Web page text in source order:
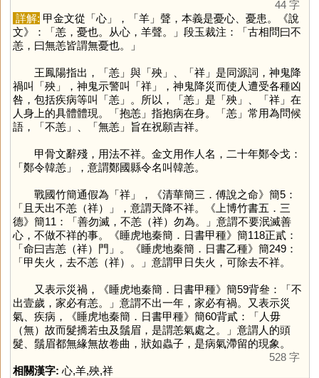
44 字
詳解: 甲金文從「心」，「羊」聲，本義是憂心、憂患。《說
文》：「恙，憂也。从心，羊聲。」段玉裁注：「古相問曰不
恙，曰無恙皆謂無憂也。」
王鳳陽指出，「恙」與「殃」、「祥」是同源詞，神鬼降
禍叫「殃」，神鬼示警叫「祥」，神鬼降災而使人遭受各種凶
咎，包括疾病等叫「恙」。所以，「恙」是「殃」、「祥」在
人身上的具體體現。「抱恙」指抱病在身。「恙」常用為問候
語，「不恙」、「無恙」旨在祝願吉祥。
甲骨文辭殘，用法不祥。金文用作人名，二十年鄭令戈：
「鄭令韓恙」，意謂鄭國縣令名叫韓恙。
戰國竹簡通假為「祥」，《清華簡三．傅說之命》簡5：
「且天出不恙（祥）」，意謂天降不祥。《上博竹書五．三
德》簡11：「善勿滅，不恙（祥）勿為。」意謂不要泯滅善
心，不做不祥的事。《睡虎地秦簡．日書甲種》簡118正貳：
「命曰吉恙（祥）門」。《睡虎地秦簡．日書乙種》簡249：
「甲失火，去不恙（祥）。」意謂甲日失火，可除去不祥。
又表示災禍，《睡虎地秦簡．日書甲種》簡59背叄：「不
出壹歲，家必有恙。」意謂不出一年，家必有禍。又表示災
氣、疾病，《睡虎地秦簡．日書甲種》簡60背貳：「人毋
（無）故而髮撟若虫及鬚眉，是謂恙氣處之。」意謂人的頭
髮、鬚眉都無緣無故卷曲，狀如蟲子，是病氣滯留的現象。
528 字
相關漢字: 心,羊,殃,祥